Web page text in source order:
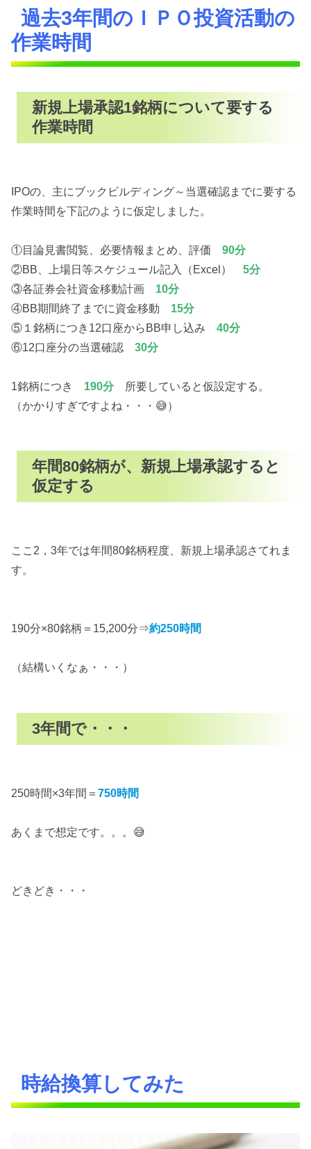
過去3年間のＩＰＯ投資活動の
作業時間
新規上場承認1銘柄について要する
作業時間
IPOの、主にブックビルディング～当選確認までに要する
作業時間を下記のように仮定しました。
①目論見書閲覧、必要情報まとめ、評価 90分
②BB、上場日等スケジュール記入（Excel） 5分
③各証券会社資金移動計画 10分
④BB期間終了までに資金移動 15分
⑤１銘柄につき12口座からBB申し込み 40分
⑥12口座分の当選確認 30分
1銘柄につき 190分所要していると仮設定する。
（かかりすぎですよね・・・😅）
年間80銘柄が、新規上場承認すると
仮定する
ここ2，3年では年間80銘柄程度、新規上場承認さてれま
す。
190分×80銘柄＝15,200分⇒約250時間
（結構いくなぁ・・・）
3年間で・・・
250時間×3年間＝ 750時間
あくまで想定です。。。😅
どきどき・・・
時給換算してみた